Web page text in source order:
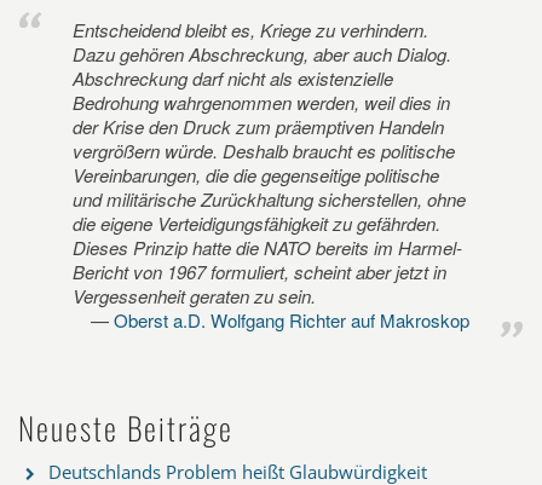
Entscheidend bleibt es, Kriege zu verhindern.
Dazu gehören Abschreckung, aber auch Dialog.
Abschreckung darf nicht als existenzielle
Bedrohung wahrgenommen werden, weil dies in
der Krise den Druck zum präemptiven Handeln
vergrößern würde. Deshalb braucht es politische
Vereinbarungen, die die gegenseitige politische
und militärische Zurückhaltung sicherstellen, ohne
die eigene Verteidigungsfähigkeit zu gefährden.
Dieses Prinzip hatte die NATO bereits im Harmel-
Bericht von 1967 formuliert, scheint aber jetzt in
Vergessenheit geraten zu sein.
Oberst a.D. Wolfgang Richter auf Makroskop
Neueste Beiträge
Deutschlands Problem heißt Glaubwürdigkeit